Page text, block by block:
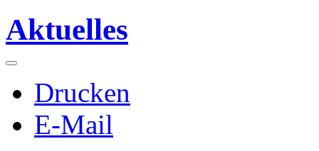
Aktuelles
Drucken
E-Mail